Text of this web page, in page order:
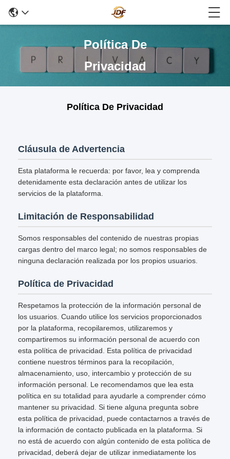
Política De
Privacidad
Política De Privacidad
Cláusula de Advertencia
Esta plataforma le recuerda: por favor, lea y comprenda
detenidamente esta declaración antes de utilizar los
servicios de la plataforma.
Limitación de Responsabilidad
Somos responsables del contenido de nuestras propias
cargas dentro del marco legal; no somos responsables de
ninguna declaración realizada por los propios usuarios.
Política de Privacidad
Respetamos la protección de la información personal de
los usuarios. Cuando utilice los servicios proporcionados
por la plataforma, recopilaremos, utilizaremos y
compartiremos su información personal de acuerdo con
esta política de privacidad. Esta política de privacidad
contiene nuestros términos para la recopilación,
almacenamiento, uso, intercambio y protección de su
información personal. Le recomendamos que lea esta
política en su totalidad para ayudarle a comprender cómo
mantener su privacidad. Si tiene alguna pregunta sobre
esta política de privacidad, puede contactarnos a través de
la información de contacto publicada en la plataforma. Si
no está de acuerdo con algún contenido de esta política de
privacidad, deberá dejar de utilizar inmediatamente los